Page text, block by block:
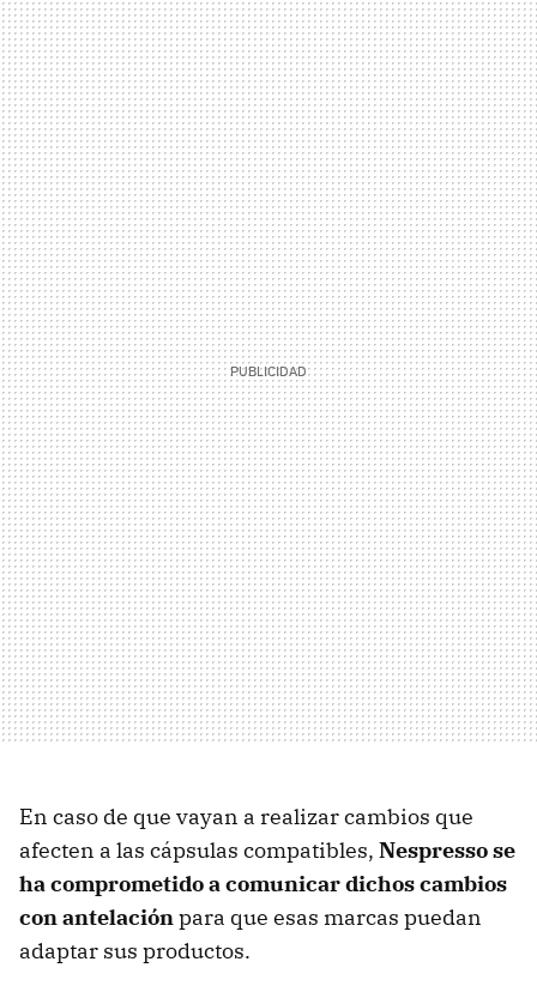
En caso de que vayan a realizar cambios que
afecten a las cápsulas compatibles, Nespresso se
ha comprometido a comunicar dichos cambios
con antelaciónpara que esas marcas puedan
adaptar sus productos.